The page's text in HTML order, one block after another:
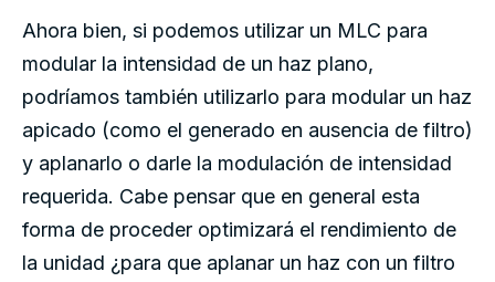
Ahora bien, si podemos utilizar un MLC para
modular la intensidad de un haz plano,
podríamos también utilizarlo para modular un haz
apicado (como el generado en ausencia de filtro)
y aplanarlo o darle la modulación de intensidad
requerida. Cabe pensar que en general esta
forma de proceder optimizará el rendimiento de
la unidad ¿para que aplanar un haz con un filtro